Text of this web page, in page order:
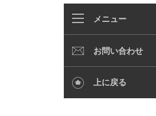
メニュー
お問い合わせ
上に戻る